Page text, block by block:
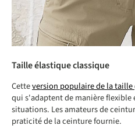
Taille élastique classique
Cetteversion populaire de la taille
qui s'adaptent de manière flexible
situations. Les amateurs de
praticité de la ceinture fournie.